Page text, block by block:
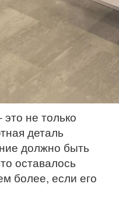
не только
деталь
должно быть
оставалось
более, если его